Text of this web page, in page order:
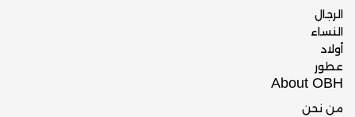
الرجال
النساء
أولاد
عطور
About OBH
من نحن